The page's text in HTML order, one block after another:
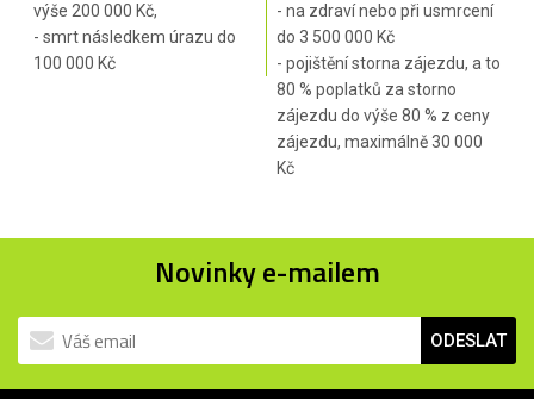
výše 200 000 Kč,
- smrt následkem úrazu do
100 000 Kč
- na zdraví nebo při usmrcení
do 3 500 000 Kč
- pojištění storna zájezdu, a to
80 % poplatků za storno
zájezdu do výše 80 % z ceny
zájezdu, maximálně 30 000
Kč
Novinky e-mailem
ODESLAT